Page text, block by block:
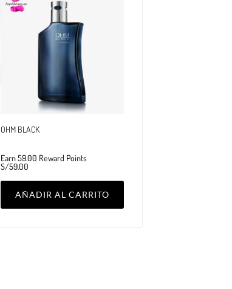
OHM BLACK
Earn 59.00 Reward Points
S/59.00
AÑADIR AL CARRITO